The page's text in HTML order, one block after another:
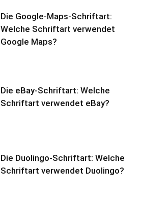
Die Google-Maps-Schriftart:
Welche Schriftart verwendet
Google Maps?
Die eBay-Schriftart: Welche
Schriftart verwendet eBay?
Die Duolingo-Schriftart: Welche
Schriftart verwendet Duolingo?